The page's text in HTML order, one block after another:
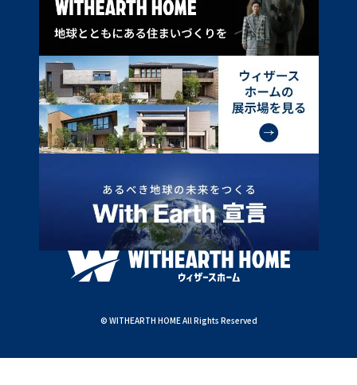
© WITHEARTH HOME All Rights Reserved